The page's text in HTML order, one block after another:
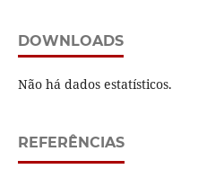
DOWNLOADS
Não há dados estatísticos.
REFERÊNCIAS